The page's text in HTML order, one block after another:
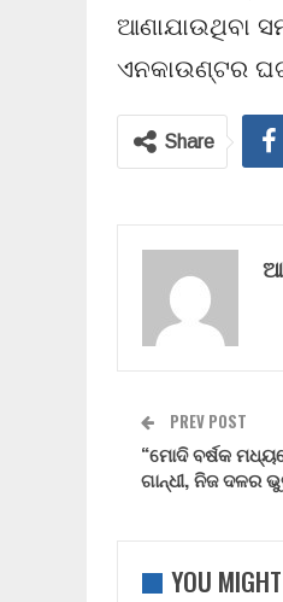
ଆଣାଯାଉଥିବା
ଏନକାଉଣ୍ଟର
Share
PREV POST
“ମୋଦି ବର୍ଷକ
ଗାନ୍ଧୀ, ନିଜ ଦଳର
YOU